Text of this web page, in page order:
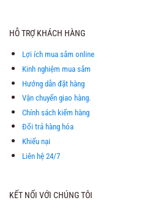
HỖ TRỢ KHÁCH HÀNG
Lợi ích mua sắm online
Kinh nghiệm mua sắm
Hướng dẫn đặt hàng
Vận chuyển giao hàng.
Chính sách kiểm hàng
Đổi trả hàng hóa
Khiếu nại
Liên hệ 24/7
KẾT NỐI VỚI CHÚNG TÔI